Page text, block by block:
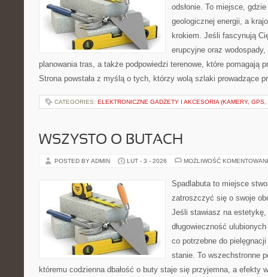
odsłonie. To miejsce,
geologicznej energii, a
krokiem. Jeśli fascynują
erupcyjne oraz
planowania tras, a także podpowiedzi terenowe, które pomagają
Strona powstała z myślą o tych, którzy wolą szlaki prowadzące
CATEGORIES: ELEKTRONICZNE GADŻETY I AKCESORIA (KAMERY, GPS,
WSZYSTO O BUTACH
POSTED BY ADMIN LUT - 3 - 2026 MOŻLIWOŚĆ
Spadlabuta to miejsce
zatroszczyć się o swoje
Jeśli stawiasz na estetykę,
długowieczność
co potrzebne do
stanie. To wszechstronne
któremu codzienna dbałość o buty staje się przyjemna, a efekty